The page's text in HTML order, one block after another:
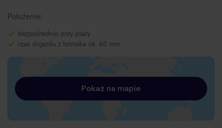
Położenie:
bezpośrednio przy plaży
czas dojazdu z lotniska ok. 60 min
Pokaż na mapie